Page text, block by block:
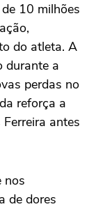
10 milhões
do atleta. A
durante a
perdas no
reforça a
antes
nos
de dores